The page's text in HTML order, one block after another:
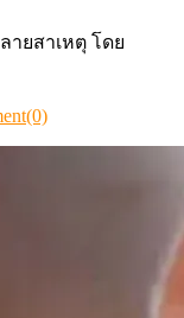
ยสาเหตุ โดย